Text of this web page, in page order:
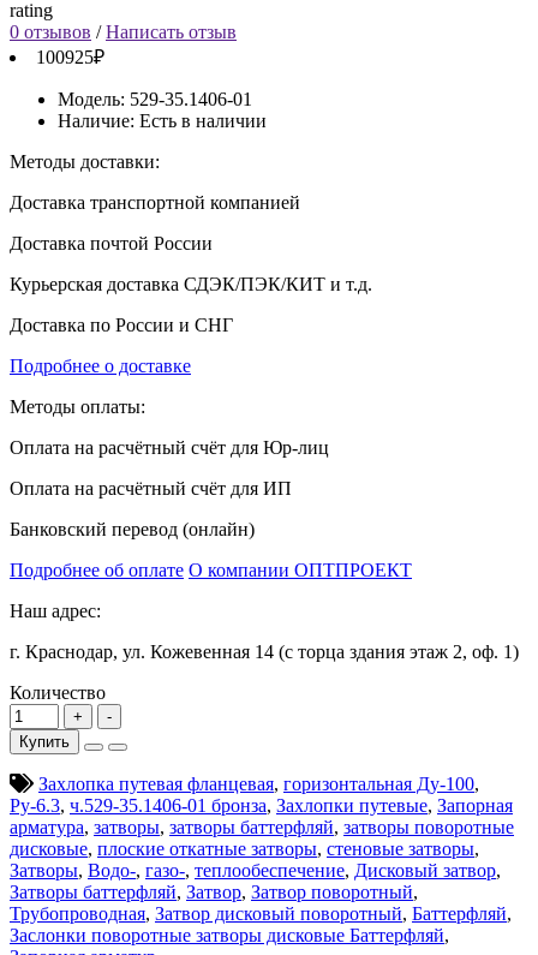
rating
0 отзывов /Написать отзыв
100925₽
Модель: 529-35.1406-01
Наличие: Есть в наличии
Методы доставки:
Доставка транспортной компанией
Доставка почтой России
Курьерская доставка СДЭК/ПЭК/КИТ и т.д.
Доставка по России и СНГ
Подробнее о доставке
Методы оплаты:
Оплата на расчётный счёт для Юр-лиц
Оплата на расчётный счёт для ИП
Банковский перевод (онлайн)
Подробнее об оплате О компании ОПТПРОЕКТ
Наш адрес:
г. Краснодар, ул. Кожевенная 14 (с торца здания этаж 2, оф. 1)
Количество
Купить
Захлопка путевая фланцевая, горизонтальная Ду-100,
Ру-6.3, ч.529-35.1406-01 бронза, Захлопки путевые, Запорная
арматура, затворы, затворы баттерфляй, затворы поворотные
дисковые, плоские откатные затворы, стеновые затворы,
Затворы, Водо-, газо-, теплообеспечение, Дисковый затвор,
Затворы баттерфляй, Затвор, Затвор поворотный,
Трубопроводная, Затвор дисковый поворотный, Баттерфляй,
Заслонки поворотные затворы дисковые Баттерфляй,